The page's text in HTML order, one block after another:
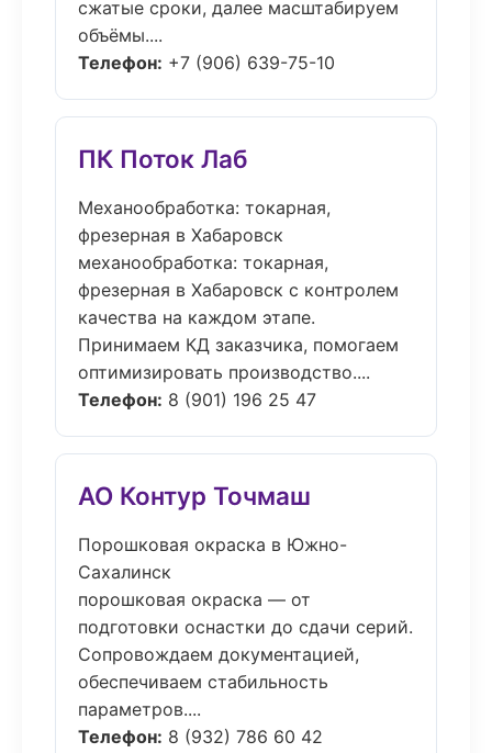
сжатые сроки, далее масштабируем
объёмы....
Телефон: +7 (906) 639-75-10
ПК Поток Лаб
Механообработка: токарная,
фрезерная в Хабаровск
механообработка: токарная,
фрезерная в Хабаровск с контролем
качества на каждом этапе.
Принимаем КД заказчика, помогаем
оптимизировать производство....
Телефон: 8 (901) 196 25 47
АО Контур Точмаш
Порошковая окраска в Южно-
Сахалинск
порошковая окраска — от
подготовки оснастки до сдачи серий.
Сопровождаем документацией,
обеспечиваем стабильность
параметров....
Телефон: 8 (932) 786 60 42